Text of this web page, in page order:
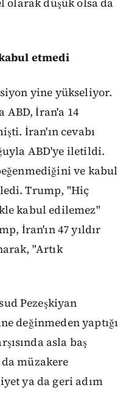
olarak düşük olsa da
etmedi
yine yükseliyor.
ABD, İran'a 14
İran'ın cevabı
ABD'ye iletildi.
ve kabul
Trump, "Hiç
kabul edilemez"
İran'ın 47 yıldır
"Artık
Pezeşkiyan
değinmeden yaptığı
asla baş
müzakere
ya da geri adım